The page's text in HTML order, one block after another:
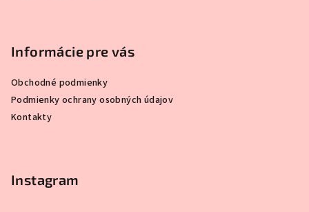
Informácie pre vás
Obchodné podmienky
Podmienky ochrany osobných údajov
Kontakty
Instagram